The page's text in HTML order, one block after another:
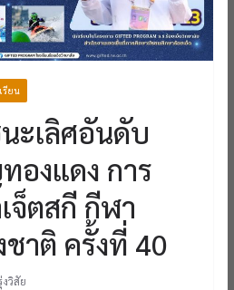
รียน
ะเลิศอันดับ
องแดง การ
จ็ตสกี กีฬา
าติ ครั้งที่ 40
วิสัย